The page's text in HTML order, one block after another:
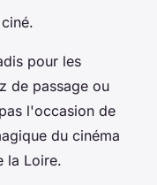
pour les
de passage ou
l'occasion de
du cinéma
la Loire.